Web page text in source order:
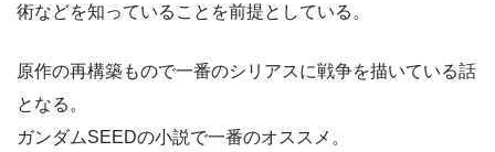
術などを知っていることを前提としている。
原作の再構築もので一番のシリアスに戦争を描いている話
となる。
ガンダムSEEDの小説で一番のオススメ。